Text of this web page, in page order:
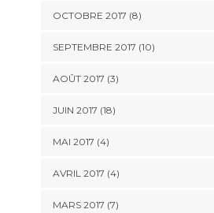
OCTOBRE 2017 (8)
SEPTEMBRE 2017 (10)
AOÛT 2017 (3)
JUIN 2017 (18)
MAI 2017 (4)
AVRIL 2017 (4)
MARS 2017 (7)